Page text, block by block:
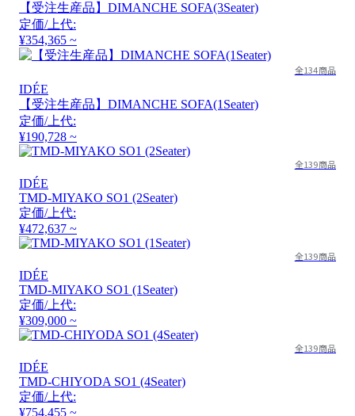
【受注生産品】DIMANCHE SOFA(3Seater)
定価/上代:
¥354,365 ~
全134商品
IDÉE
【受注生産品】DIMANCHE SOFA(1Seater)
定価/上代:
¥190,728 ~
全139商品
IDÉE
TMD-MIYAKO SO1 (2Seater)
定価/上代:
¥472,637 ~
全139商品
IDÉE
TMD-MIYAKO SO1 (1Seater)
定価/上代:
¥309,000 ~
全139商品
IDÉE
TMD-CHIYODA SO1 (4Seater)
定価/上代:
¥754,455 ~